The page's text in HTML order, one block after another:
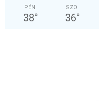
PÉN
38°
SZO
36°